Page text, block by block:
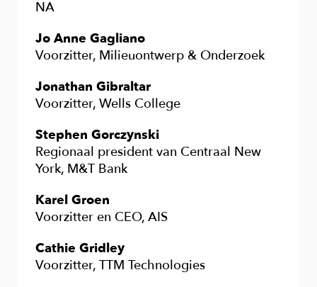
NA
Jo Anne Gagliano
Voorzitter, Milieuontwerp & Onderzoek
Jonathan Gibraltar
Voorzitter, Wells College
Stephen Gorczynski
Regionaal president van Centraal New
York, M&T Bank
Karel Groen
Voorzitter en CEO, AIS
Cathie Gridley
Voorzitter, TTM Technologies